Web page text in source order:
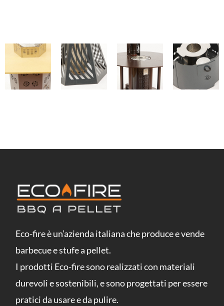
Eco-fire è un’azienda italiana che produce e vende
barbecue e stufe a pellet.
I prodotti Eco-fire sono realizzati con materiali
durevoli e sostenibili, e sono progettati per essere
pratici da usare e da pulire.